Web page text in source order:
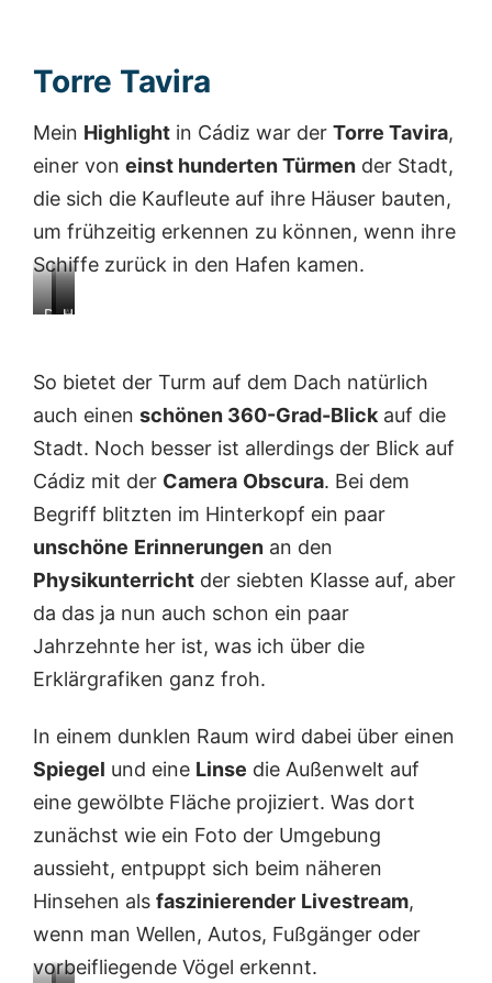
Torre Tavira
Mein Highlight in Cádiz war der Torre Tavira,
einer von einst hunderten Türmen der Stadt,
die sich die Kaufleute auf ihre Häuser bauten,
um frühzeitig erkennen zu können, wenn ihre
Schiffe zurück in den Hafen kamen.
D
T
r
r
e
T
a
i
r
v
o
d
r
t
r
ß
e
u
s
e
A
b
u
e
n
e
t
r
d
i
i
n
l
l
n
K
u
f
a
H
s
i
t
g
l
e
c
h
ü
n
T
r
e
n
So bietet der Turm auf dem Dach natürlich
auch einen schönen 360-Grad-Blick auf die
Stadt. Noch besser ist allerdings der Blick auf
Cádiz mit der Camera Obscura. Bei dem
Begriff blitzten im Hinterkopf ein paar
unschöne Erinnerungen an den
Physikunterricht der siebten Klasse auf, aber
da das ja nun auch schon ein paar
Jahrzehnte her ist, was ich über die
Erklärgrafiken ganz froh.
In einem dunklen Raum wird dabei über einen
Spiegel und eine Linse die Außenwelt auf
eine gewölbte Fläche projiziert. Was dort
zunächst wie ein Foto der Umgebung
aussieht, entpuppt sich beim näheren
Hinsehen als faszinierender Livestream,
wenn man Wellen, Autos, Fußgänger oder
vorbeifliegende Vögel erkennt.